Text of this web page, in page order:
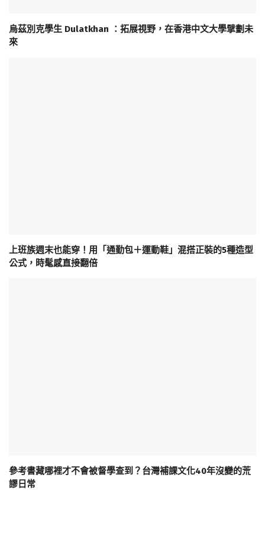
烏茲別克學生 Dulatkhan ：拓展視野，在香港中文大學擘劃未
來
上班族週末也能穿！用「通勤包＋運動鞋」混搭正裝的5種造型
公式，時髦感直接翻倍
參考書藏哪裡才不會被督學查到？台灣補課文化40年沒變的荒
謬日常